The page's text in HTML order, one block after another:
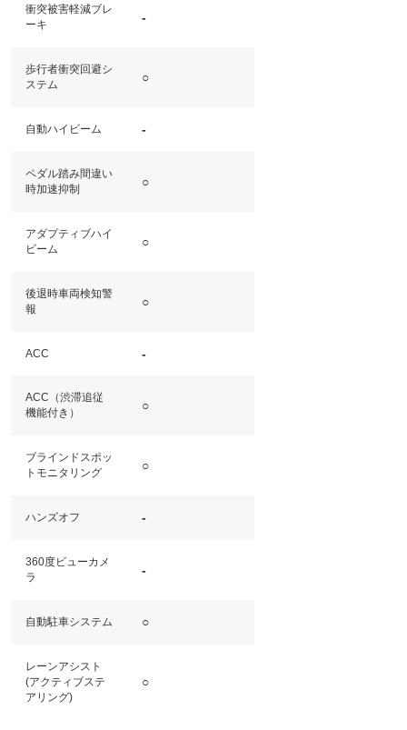
衝突被害軽減ブレ
ーキ
-
歩行者衝突回避シ
ステム
○
自動ハイビーム -
ペダル踏み間違い
時加速抑制
○
アダプティブハイ
ビーム
○
後退時車両検知警
報
○
ACC -
ACC（渋滞追従
機能付き）
○
ブラインドスポッ
トモニタリング
○
ハンズオフ -
360度ビューカメ
ラ
-
自動駐車システム ○
レーンアシスト
(アクティブステ
アリング)
○